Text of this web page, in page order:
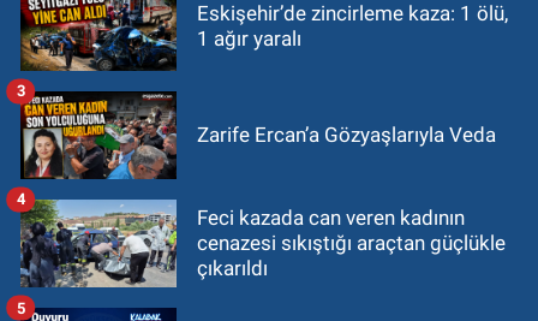
Eskişehir’de zincirleme kaza: 1 ölü,
1 ağır yaralı
Zarife Ercan’a Gözyaşlarıyla Veda
3
Feci kazada can veren kadının
cenazesi sıkıştığı araçtan güçlükle
çıkarıldı
4
5